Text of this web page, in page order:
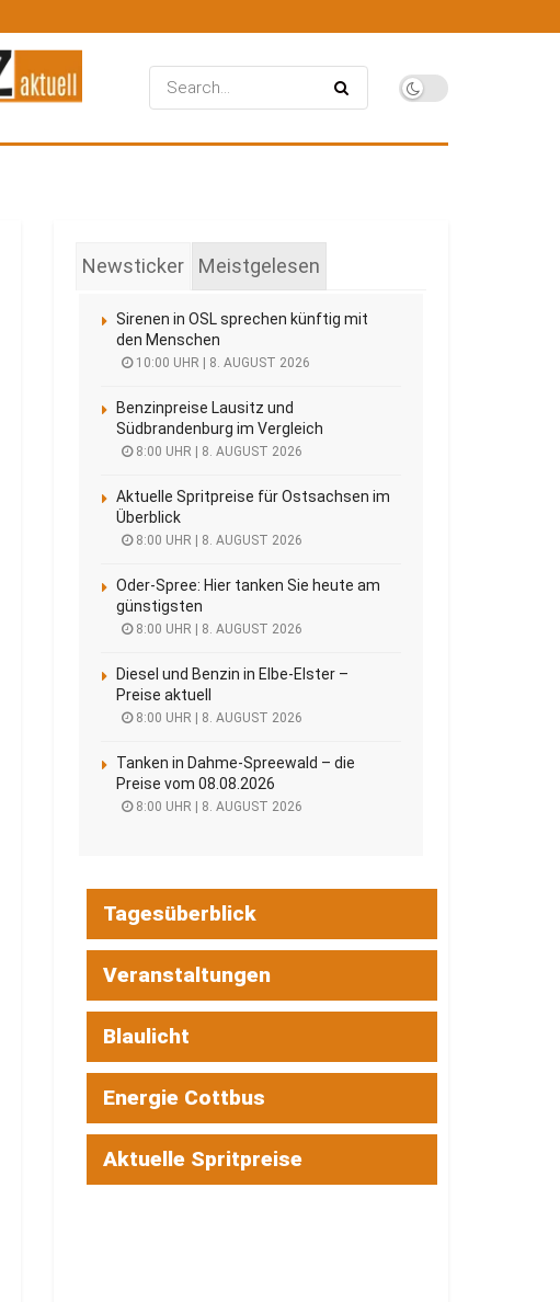
Newsticker Meistgelesen
Sirenen in OSL sprechen künftig mit
den Menschen
10:00 UHR | 8. AUGUST 2026
Benzinpreise Lausitz und
Südbrandenburg im Vergleich
8:00 UHR | 8. AUGUST 2026
Aktuelle Spritpreise für Ostsachsen im
Überblick
8:00 UHR | 8. AUGUST 2026
Oder-Spree: Hier tanken Sie heute am
günstigsten
8:00 UHR | 8. AUGUST 2026
Diesel und Benzin in Elbe-Elster –
Preise aktuell
8:00 UHR | 8. AUGUST 2026
Tanken in Dahme-Spreewald – die
Preise vom 08.08.2026
8:00 UHR | 8. AUGUST 2026
Tagesüberblick
Veranstaltungen
Blaulicht
Energie Cottbus
Aktuelle Spritpreise